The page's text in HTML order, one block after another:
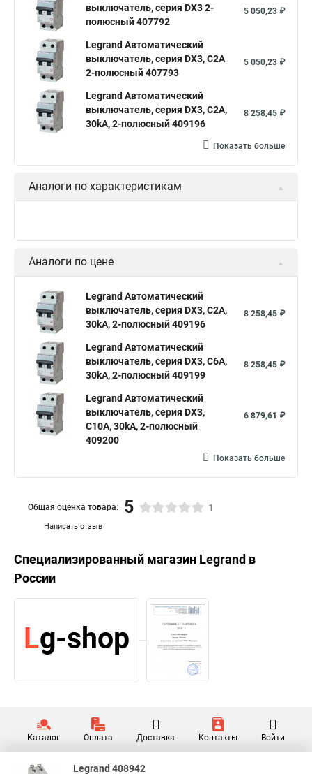
выключатель, серия DX3 2-
полюсный 407792
5 050,23 ₽
Legrand Автоматический
выключатель, серия DX3, С2A
2-полюсный 407793
5 050,23 ₽
Legrand Автоматический
выключатель, серия DX3, С2A,
30kA, 2-полюсный 409196
8 258,45 ₽
Показать больше
Аналоги по характеристикам
Аналоги по цене
Legrand Автоматический
выключатель, серия DX3, С2A,
30kA, 2-полюсный 409196
8 258,45 ₽
Legrand Автоматический
выключатель, серия DX3, С6A,
30kA, 2-полюсный 409199
8 258,45 ₽
Legrand Автоматический
выключатель, серия DX3,
С10A, 30kA, 2-полюсный
409200
6 879,61 ₽
Показать больше
Написать отзыв
Общая оценка товара: 5 1
Специализированный магазин Legrand в
России
Каталог Оплата Доставка Контакты Войти
Legrand 408942